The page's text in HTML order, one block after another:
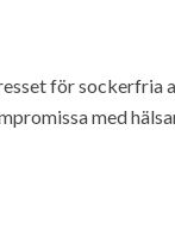
för sockerfria
med